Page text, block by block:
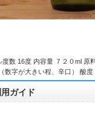
度数 16度 内容量 ７２０ml 原
数字が大きい程、辛口） 酸
ガイド